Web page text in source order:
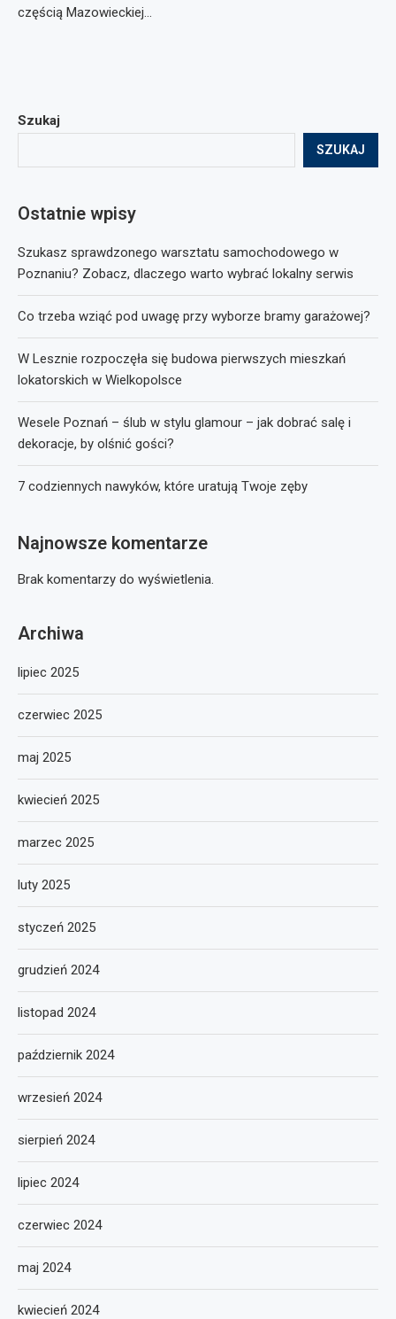
częścią Mazowieckiej…
Szukaj
SZUKAJ
Ostatnie wpisy
Szukasz sprawdzonego warsztatu samochodowego w
Poznaniu? Zobacz, dlaczego warto wybrać lokalny serwis
Co trzeba wziąć pod uwagę przy wyborze bramy garażowej?
W Lesznie rozpoczęła się budowa pierwszych mieszkań
lokatorskich w Wielkopolsce
Wesele Poznań – ślub w stylu glamour – jak dobrać salę i
dekoracje, by olśnić gości?
7 codziennych nawyków, które uratują Twoje zęby
Najnowsze komentarze
Brak komentarzy do wyświetlenia.
Archiwa
lipiec 2025
czerwiec 2025
maj 2025
kwiecień 2025
marzec 2025
luty 2025
styczeń 2025
grudzień 2024
listopad 2024
październik 2024
wrzesień 2024
sierpień 2024
lipiec 2024
czerwiec 2024
maj 2024
kwiecień 2024